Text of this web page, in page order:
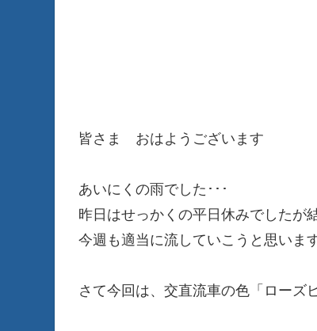
皆さま おはようございます
あいにくの雨でした･･･
昨日はせっかくの平日休みでしたが
今週も適当に流していこうと思います
さて今回は、交直流車の色「ローズ